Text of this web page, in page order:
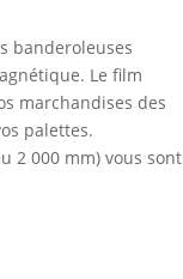
banderoleuses
Le film
marchandises des
palettes.
2 000 mm) vous sont